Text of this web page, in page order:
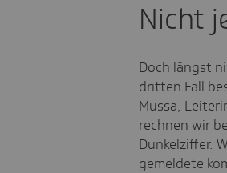
Nicht
Doch längst
dritten Fall
Mussa,
rechnen wir
Dunkelziffer.
gemeldete